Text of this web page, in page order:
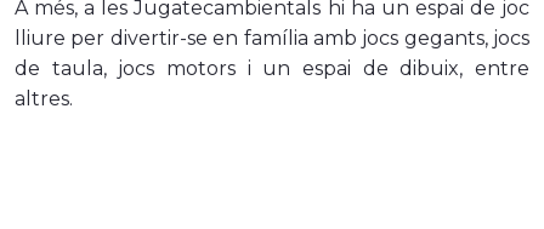
A més, a les Jugatecambientals hi ha un espai de joc
lliure per divertir-se en família amb jocs gegants, jocs
de taula, jocs motors i un espai de dibuix, entre
altres.